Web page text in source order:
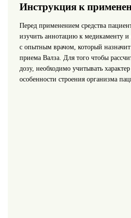
Инструкция к
Перед применением средства
изучить аннотацию к медикаменту и
с опытным врачом, который
приема Валза. Для того чтобы
дозу, необходимо учитывать
особенности строения организма